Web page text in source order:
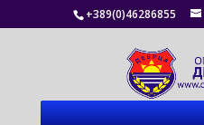
+389(0)46286855